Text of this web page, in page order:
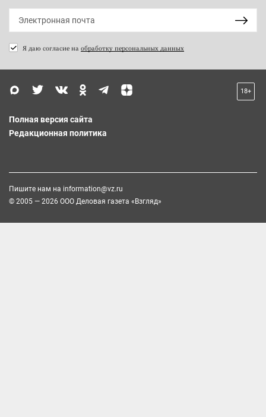
Я даю согласие на обработку персональных данных
18+
Полная версия сайта
Редакционная политика
Пишите нам на information@vz.ru
© 2005 — 2026 ООО Деловая газета «Взгляд»